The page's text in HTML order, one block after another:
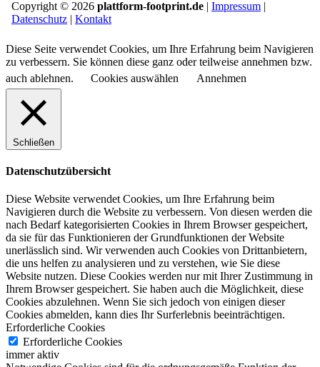
Copyright © 2026 plattform-footprint.de | Impressum |
Datenschutz | Kontakt
Diese Seite verwendet Cookies, um Ihre Erfahrung beim Navigieren
zu verbessern. Sie können diese ganz oder teilweise annehmen bzw.
auch ablehnen.
Cookies auswählen Annehmen
Schließen
Datenschutzübersicht
Diese Website verwendet Cookies, um Ihre Erfahrung beim
Navigieren durch die Website zu verbessern. Von diesen werden die
nach Bedarf kategorisierten Cookies in Ihrem Browser gespeichert,
da sie für das Funktionieren der Grundfunktionen der Website
unerlässlich sind. Wir verwenden auch Cookies von Drittanbietern,
die uns helfen zu analysieren und zu verstehen, wie Sie diese
Website nutzen. Diese Cookies werden nur mit Ihrer Zustimmung in
Ihrem Browser gespeichert. Sie haben auch die Möglichkeit, diese
Cookies abzulehnen. Wenn Sie sich jedoch von einigen dieser
Cookies abmelden, kann dies Ihr Surferlebnis beeinträchtigen.
Erforderliche Cookies
Erforderliche Cookies
immer aktiv